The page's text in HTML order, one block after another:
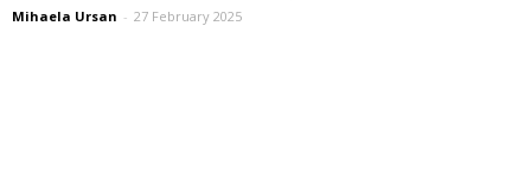
Mihaela Ursan - 27 February 2025